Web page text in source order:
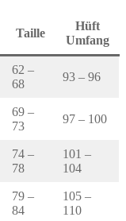
Taille
Hüft
Umfang
62 –
68
93 – 96
69 –
73
97 – 100
74 –
78
101 –
104
79 –
84
105 –
110